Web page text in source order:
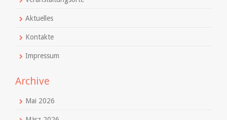
Aktuelles
Kontakte
Impressum
Archive
Mai 2026